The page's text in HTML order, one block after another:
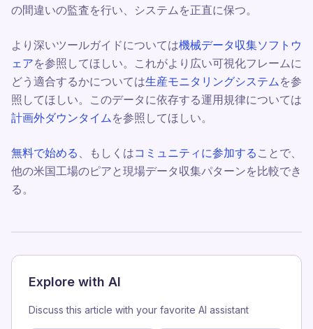
の間違いの監査を行い、システムを正直に保つ。
より深いツールガイドについては機械データ収集ソフトウ
ェアを参照してほしい。これがより広い可視化フレームに
どう適合するかについては生産モニタリングシステムを参
照してほしい。このデータに依存する運用規律については
計画外ダウンタイムを参照してほしい。
無料で始める 、もしくはコミュニティに参加する ことで、
他の米国工場のピアと現場データ収集パターンを比較でき
る。
Explore with AI
Discuss this article with your favorite AI assistant